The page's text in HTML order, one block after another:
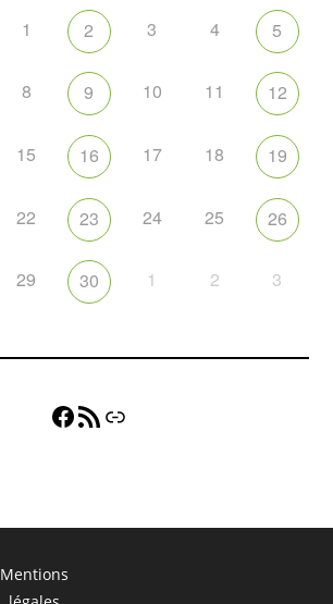
1 2 3 4 5
8 9 10 11 12
15 16 17 18 19
22 23 24 25 26
29 30 1 2 3
Facebook
Flux RSS Lien
Mentions